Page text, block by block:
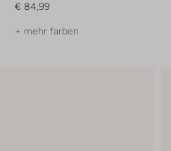
€ 84,99
+ mehr farben